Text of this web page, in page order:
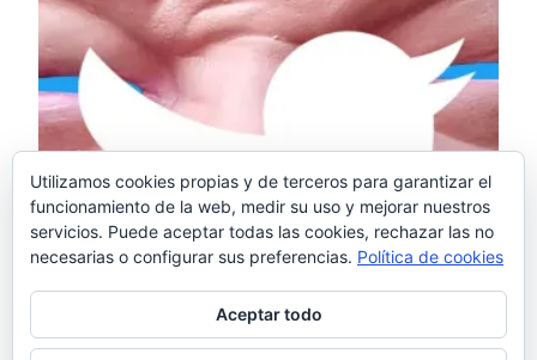
Utilizamos cookies propias y de terceros para garantizar el
funcionamiento de la web, medir su uso y mejorar nuestros
servicios. Puede aceptar todas las cookies, rechazar las no
necesarias o configurar sus preferencias. Política de cookies
Aceptar todo